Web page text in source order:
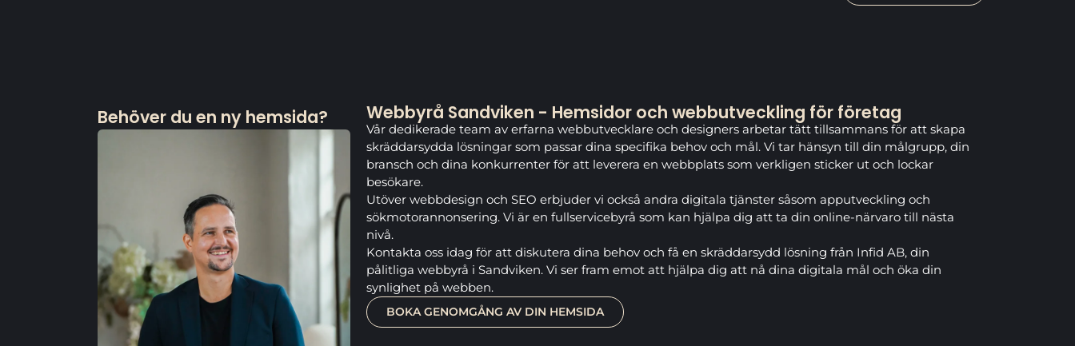
Webbyrå Sandviken - Hemsidor och webbutveckling för företag
Vår dedikerade team av erfarna webbutvecklare och designers arbetar tätt tillsammans för att skapa
skräddarsydda lösningar som passar dina specifika behov och mål. Vi tar hänsyn till din målgrupp, din
bransch och dina konkurrenter för att leverera en webbplats som verkligen sticker ut och lockar
besökare.
Utöver webbdesign och SEO erbjuder vi också andra digitala tjänster såsom apputveckling och
sökmotorannonsering. Vi är en fullservicebyrå som kan hjälpa dig att ta din online-närvaro till nästa
nivå.
Kontakta oss idag för att diskutera dina behov och få en skräddarsydd lösning från Infid AB, din
pålitliga webbyrå i Sandviken. Vi ser fram emot att hjälpa dig att nå dina digitala mål och öka din
synlighet på webben.
BOKA GENOMGÅNG AV DIN HEMSIDA
Behöver du en ny hemsida?